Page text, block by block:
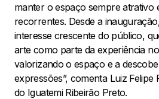
manter o espaço sempre atrativo
recorrentes. Desde a
interesse crescente do público,
arte como parte da experiência
valorizando o espaço e a
expressões”, comenta Luiz
do Iguatemi Ribeirão Preto.